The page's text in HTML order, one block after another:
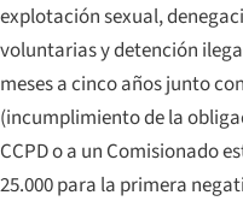
explotación sexual,
voluntarias y detención
meses a cinco años junto
(incumplimiento de la
CCPD o a un Comisionado
25.000 para la primera